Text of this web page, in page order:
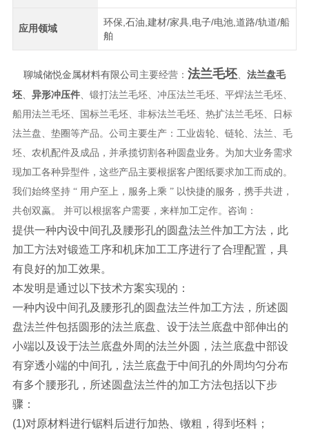
应用领域
环保,石油,建材/家具,电子/电池,道路/轨道/船
舶
聊城储悦金属材料有限公司 主要经营： 法兰毛坯、 法兰盘毛
坯、 异形冲压件、锻打法兰毛坯、冲压法兰毛坯、平焊法兰毛坯、
船用法兰毛坯、国标兰毛坯、非标法兰毛坯、热扩法兰毛坯、日标
法兰盘、垫圈等产品。公司主要生产：工业齿轮、链轮、法兰、毛
坯、农机配件及成品，并承揽切割各种圆盘业务。为加大业务需求
现加工各种异型件，这些产品主要根据客户图纸要求加工而成的。
我们始终坚持 “ 用户至上，服务上乘 ” 以快捷的服务，携手共进，
共创双蠃。 并可以根据客户需要，来样加工定作。咨询：
提供一种内设中间孔及腰形孔的圆盘法兰件加工方法，此
加工方法对锻造工序和机床加工工序进行了合理配置，具
有良好的加工效果。
本发明是通过以下技术方案实现的：
一种内设中间孔及腰形孔的圆盘法兰件加工方法，所述圆
盘法兰件包括圆形的法兰底盘、设于法兰底盘中部伸出的
小端以及设于法兰底盘外周的法兰外圆，法兰底盘中部设
有穿透小端的中间孔，法兰底盘于中间孔的外周均匀分布
有多个腰形孔，所述圆盘法兰件的加工方法包括以下步
骤：
(1)对原材料进行锯料后进行加热、镦粗，得到坯料；